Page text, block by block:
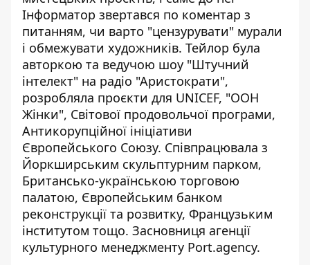
Інформатор звертався по коментар з
питанням, чи варто "цензурувати" мурали
і обмежувати художників. Тейлор була
авторкою та ведучою шоу "Штучний
інтелект" на радіо "Аристократи",
розробляла проєкти для UNICEF, "ООН
Жінки", Світової продовольчої програми,
Антикорупційної ініціативи
Європейського Союзу. Співпрацювала з
Йоркширським скульптурним парком,
Британсько-українською торговою
палатою, Європейським банком
реконструкції та розвитку, Французьким
інститутом тощо. Засновниця агенції
культурного менеджменту Port.agency.